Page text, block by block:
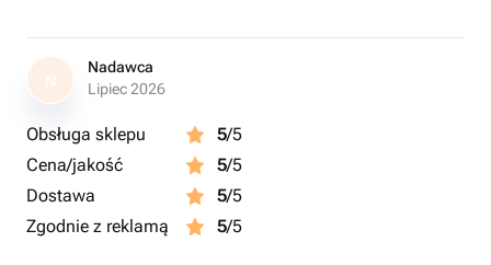
N
Nadawca
Lipiec 2026
Obsługa sklepu 5/5
Cena/jakość
5/5
Dostawa
5/5
Zgodnie z reklamą
5/5